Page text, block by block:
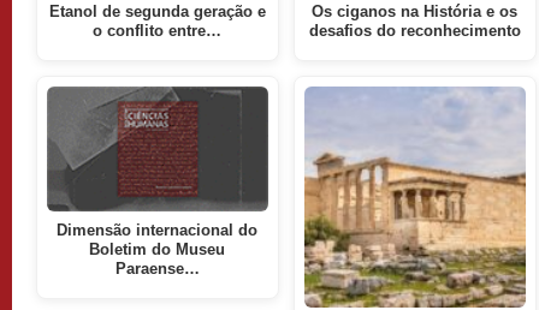
Etanol de segunda geração e
o conflito entre…
Dimensão internacional do
Boletim do Museu
Paraense…
Os ciganos na História e os
desafios do reconhecimento